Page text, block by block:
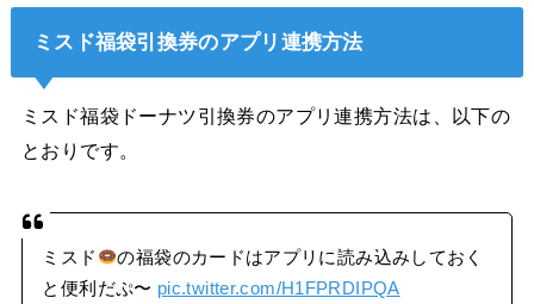
ミスド福袋引換券のアプリ連携方法
ミスド福袋ドーナツ引換券のアプリ連携方法は、以下の
とおりです。
ミスド
の福袋のカードはアプリに読み込みしておく
と便利だぷ〜 pic.twitter.com/H1FPRDIPQA